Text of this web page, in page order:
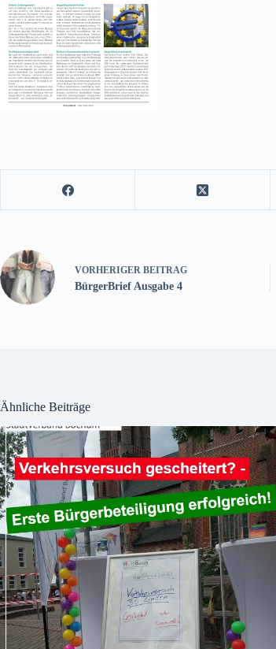
VORHERIGER BEITRAG
BürgerBrief Ausgabe 4
Ähnliche Beiträge